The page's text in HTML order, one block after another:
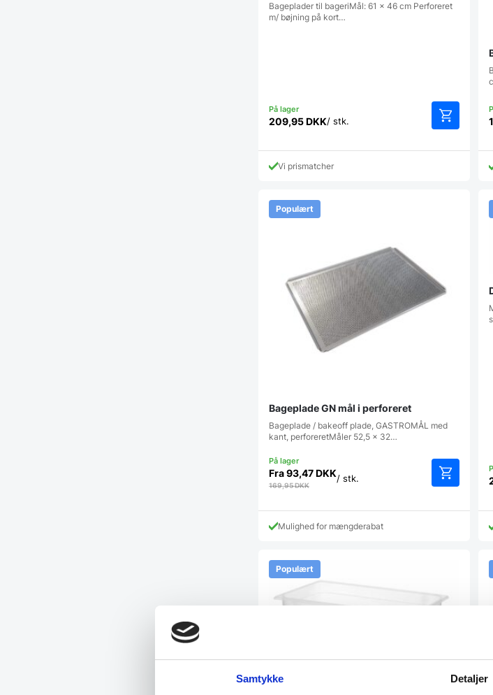
Samtykke Detaljer
Bageplader til bageriMål: 61 x 46 cm Perforeret
m/ bøjning på kort…
209,95DKK/ stk.
Vi prismatcher
Populært
Bageplade GN mål i perforeret
Bageplade / bakeoff plade, GASTROMÅL med
kant, perforeretMåler 52,5 x 32…
Fra93,47DKK
169,95DKK
/ stk.
Mulighed for mængderabat
Populært